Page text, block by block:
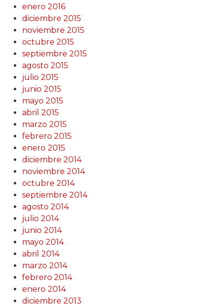
enero 2016
diciembre 2015
noviembre 2015
octubre 2015
septiembre 2015
agosto 2015
julio 2015
junio 2015
mayo 2015
abril 2015
marzo 2015
febrero 2015
enero 2015
diciembre 2014
noviembre 2014
octubre 2014
septiembre 2014
agosto 2014
julio 2014
junio 2014
mayo 2014
abril 2014
marzo 2014
febrero 2014
enero 2014
diciembre 2013